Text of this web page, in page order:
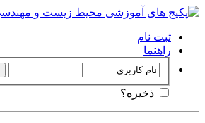
ثبت نام
راهنما
ذخیره؟